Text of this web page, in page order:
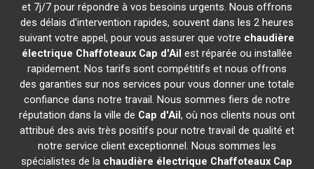
et 7j/7 pour répondre à vos besoins urgents. Nous offrons
des délais d'intervention rapides, souvent dans les 2 heures
suivant votre appel, pour vous assurer que votre chaudière
électrique Chaffoteaux Cap d'Ail est réparée ou installée
rapidement. Nos tarifs sont compétitifs et nous offrons
des garanties sur nos services pour vous donner une totale
confiance dans notre travail. Nous sommes fiers de notre
réputation dans la ville de Cap d'Ail, où nos clients nous ont
attribué des avis très positifs pour notre travail de qualité et
notre service client exceptionnel. Nous sommes les
spécialistes de la chaudière électrique Chaffoteaux Cap